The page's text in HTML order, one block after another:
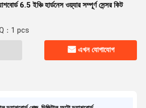
6.5 ইঞ্চি হার্ডনেস ওয়্যার সম্পূর্ণ সেন্সর কিট
：1 pcs
এখন যোগাযোগ